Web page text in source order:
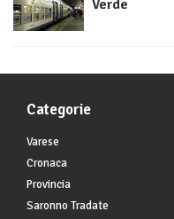
Verde
Categorie
Varese
Cronaca
Provincia
Saronno Tradate